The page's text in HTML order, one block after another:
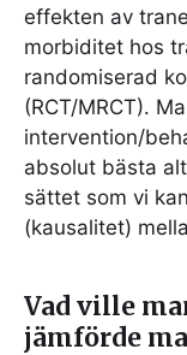
effekten av
morbiditet hos
randomiserad
(RCT/MRCT).
intervention/
absolut bästa
sättet som vi
(kausalitet)
Vad ville
jämförde